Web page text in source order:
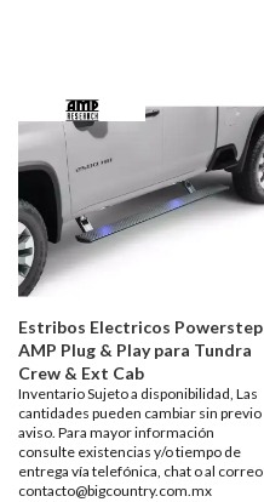
Estribos Electricos Powerstep
AMP Plug & Play para Tundra
Crew & Ext Cab
Inventario Sujeto a disponibilidad, Las
cantidades pueden cambiar sin previo
aviso. Para mayor información
consulte existencias y/o tiempo de
entrega vía telefónica, chat o al correo
contacto@bigcountry.com.mx